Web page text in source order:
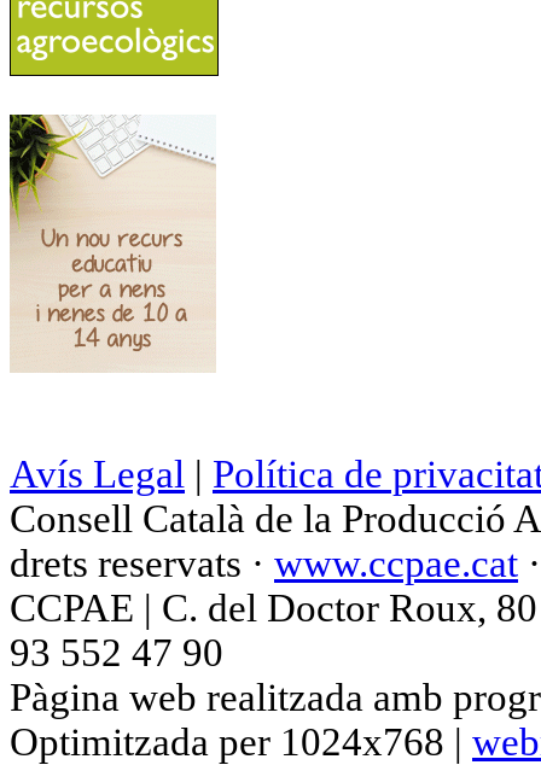
Avís Legal | Política de
Consell Català de la Producció
drets reservats · www.ccpae.cat
CCPAE | C. del Doctor Roux,
93 552 47 90
Pàgina web realitzada amb
Optimitzada per 1024x768 |